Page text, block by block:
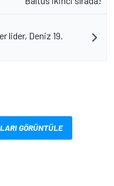
lider, Deniz 19.
GÖRÜNTÜLE